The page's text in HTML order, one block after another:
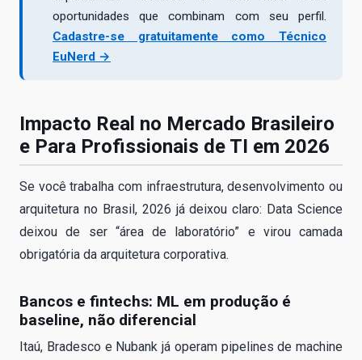
oportunidades que combinam com seu perfil.
Cadastre-se gratuitamente como Técnico
EuNerd →
Impacto Real no Mercado Brasileiro
e Para Profissionais de TI em 2026
Se você trabalha com infraestrutura, desenvolvimento ou
arquitetura no Brasil, 2026 já deixou claro: Data Science
deixou de ser “área de laboratório” e virou camada
obrigatória da arquitetura corporativa.
Bancos e fintechs: ML em produção é
baseline, não diferencial
Itaú, Bradesco e Nubank já operam pipelines de machine